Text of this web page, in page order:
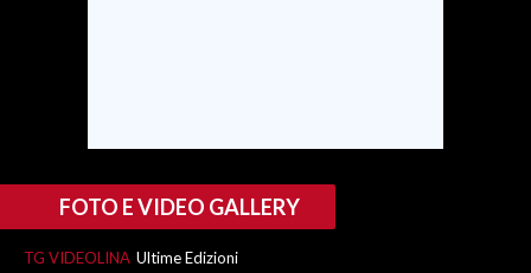
FOTO E VIDEO GALLERY
TG VIDEOLINA Ultime Edizioni